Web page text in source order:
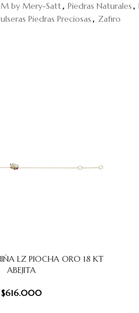
by Mery-Satt, Piedras Naturales,
Piedras Preciosas, Zafiro
LZ PIOCHA ORO 18 KT
ABEJITA
$616.000